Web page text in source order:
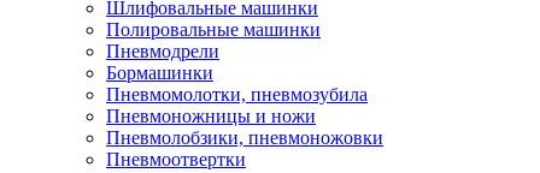
Шлифовальные машинки
Полировальные машинки
Пневмодрели
Бормашинки
Пневмомолотки, пневмозубила
Пневмоножницы и ножи
Пневмолобзики, пневмоножовки
Пневмоотвертки